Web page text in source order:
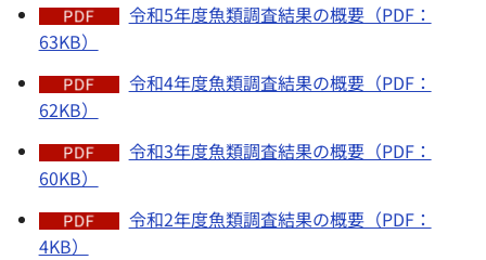
令和5年度魚類調査結果の概要（PDF：
63KB）
令和4年度魚類調査結果の概要（PDF：
62KB）
令和3年度魚類調査結果の概要（PDF：
60KB）
令和2年度魚類調査結果の概要（PDF：
4KB）